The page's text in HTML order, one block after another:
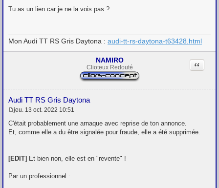
e
g
e
Tu as un lien car je ne la vois pas ?
Mon Audi TT RS Gris Daytona : audi-tt-rs-daytona-t63428.html
NAMIRO
Clioteux Redouté
Audi TT RS Gris Daytona
Citation
e
s
s
e
jeu. 13 oct. 2022 10:51
C'était probablement une arnaque avec reprise de ton annonce.
Et, comme elle a du être signalée pour fraude, elle a été supprimée.
[EDIT] Et bien non, elle est en "revente" !
Par un professionnel :